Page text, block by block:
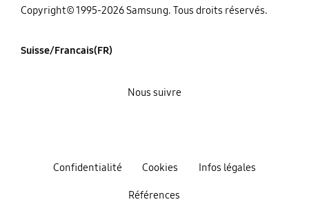
Copyright© 1995-2026 Samsung. Tous droits réservés.
Suisse/Francais(FR)
Confidentialité Cookies Infos légales
Références
Nous suivre